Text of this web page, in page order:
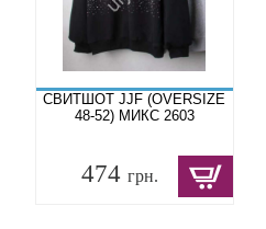
СВИТШОТ JJF (OVERSIZE
48-52) МИКС 2603
474грн.